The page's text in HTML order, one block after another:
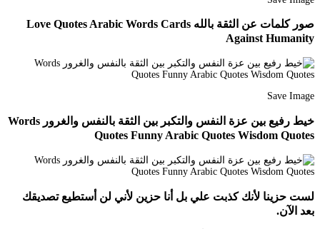
صور كلمات عن الثقة بالله Love Quotes Arabic Words Cards
Against Humanity
Save Image
خيط رفيع بين عزة النفس والتكبر بين الثقة بالنفس والغرور Words
Quotes Funny Arabic Quotes Wisdom Quotes
لست حزينا لأنك كذبت علي بل أنا حزين لأني لن أستطيع تصديقك
بعد الآن.